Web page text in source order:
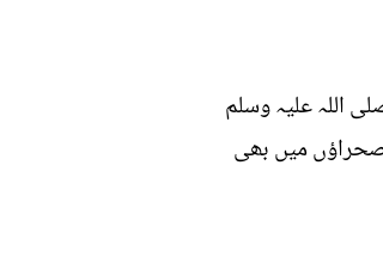
اللہ علیہ وسلم
صحراؤں میں بھی